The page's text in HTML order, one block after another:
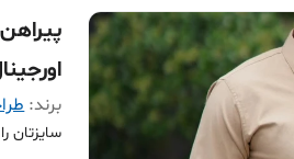
برند:
سایزتان